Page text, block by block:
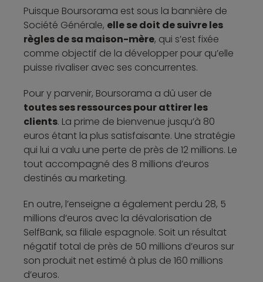
Puisque Boursorama est sous la bannière de
Société Générale, elle se doit de suivre les
règles de sa maison-mère, qui s’est fixée
comme objectif de la développer pour qu’elle
puisse rivaliser avec ses concurrentes.
Pour y parvenir, Boursorama a dû user de
toutes ses ressources pour attirer les
clients. La prime de bienvenue jusqu’à 80
euros étant la plus satisfaisante. Une stratégie
qui lui a valu une perte de près de 12 millions. Le
tout accompagné des 8 millions d’euros
destinés au marketing.
En outre, l’enseigne a également perdu 28, 5
millions d’euros avec la dévalorisation de
SelfBank, sa filiale espagnole. Soit un résultat
négatif total de près de 50 millions d’euros sur
son produit net estimé à plus de 160 millions
d’euros.